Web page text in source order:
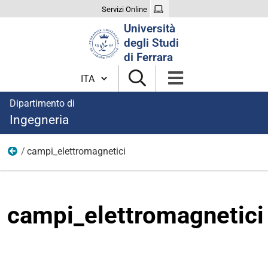
Servizi Online
Università
degli Studi
di Ferrara
Cambia lingua
Dipartimento di
Ingegneria
Immagini aree di ricerca
campi_elettromagnetici
campi_elettromagnetici